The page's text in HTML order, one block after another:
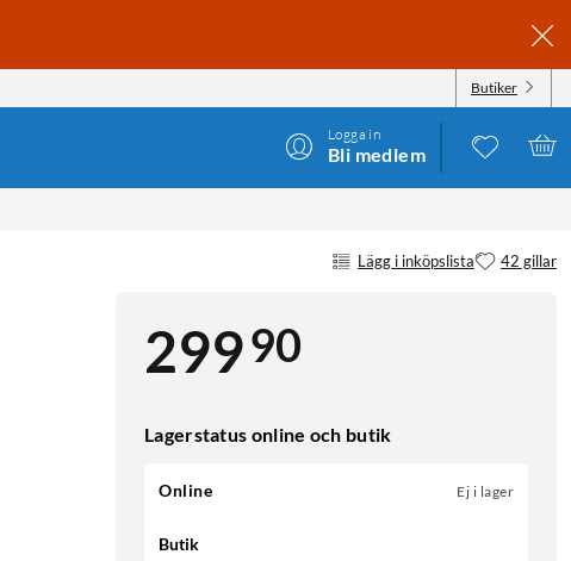
Butiker
Logga in
Bli medlem
Lägg i inköpslista 42 gillar
29990
Lagerstatus online och butik
Online Ej i lager
Butik